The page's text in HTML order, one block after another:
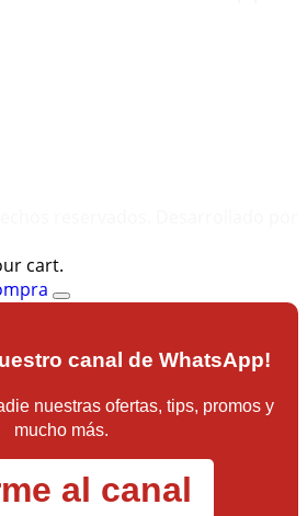
cart.
canal de WhatsApp!
nuestras ofertas, tips, promos y
mucho más.
al canal